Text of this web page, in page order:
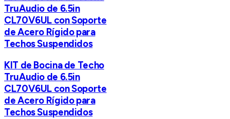
TruAudio de 6.5in
CL70V6UL con Soporte
de Acero Rígido para
Techos Suspendidos
KIT de Bocina de Techo
TruAudio de 6.5in
CL70V6UL con Soporte
de Acero Rígido para
Techos Suspendidos